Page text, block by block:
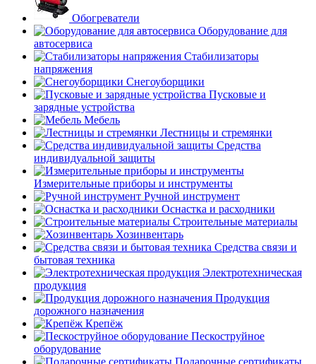
Обогреватели
Оборудование для
автосервиса
Стабилизаторы
напряжения
Снегоуборщики
Пусковые и
зарядные устройства
Мебель
Лестницы и стремянки
Средства
индивидуальной защиты
Измерительные приборы и инструменты
Ручной инструмент
Оснастка и расходники
Строительные материалы
Хозинвентарь
Средства связи и
бытовая техника
Электротехническая
продукция
Продукция
дорожного назначения
Крепёж
Пескоструйное
оборудование
Подарочные сертификаты